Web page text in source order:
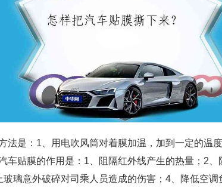
法是：1、用电吹风筒对着膜加温，加到一定的温
车贴膜的作用是：1、阻隔红外线产生的热量；2
璃意外破碎对司乘人员造成的伤害；4、降低空